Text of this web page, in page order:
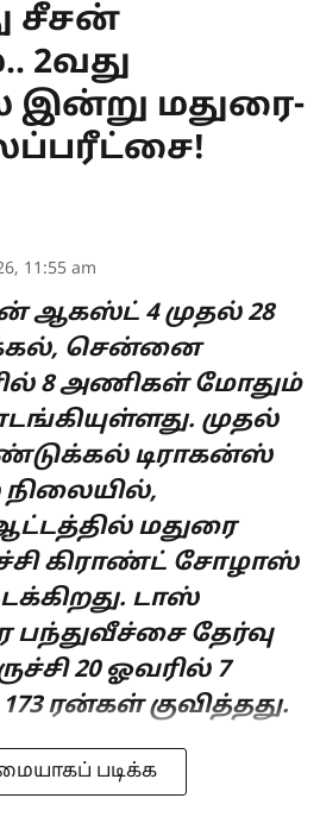
சீசன்
2வது
இன்று மதுரை-
11:55 am
ஆகஸ்ட் 4 முதல் 28
சென்னை
8 அணிகள் மோதும்
முதல்
டிராகன்ஸ்
மதுரை
கிராண்ட் சோழாஸ்
டாஸ்
தேர்வு
20 ஓவரில் 7
ரன்கள் குவித்தது.
படிக்க